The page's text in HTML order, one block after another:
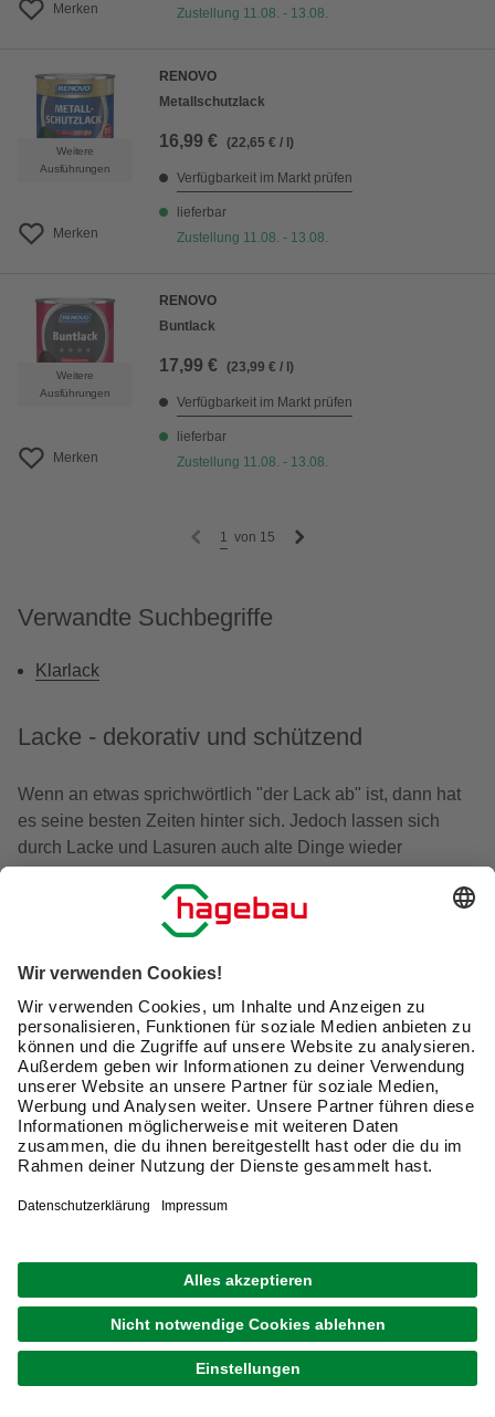
Merken
Zustellung 11.08. - 13.08.
Weitere
Ausführungen
Merken
RENOVO
Metallschutzlack
16,99 € (22,65 € / l)
Verfügbarkeit im Markt prüfen
lieferbar
Zustellung 11.08. - 13.08.
Weitere
Ausführungen
Merken
RENOVO
Buntlack
17,99 € (23,99 € / l)
Verfügbarkeit im Markt prüfen
lieferbar
Zustellung 11.08. - 13.08.
1 von 15
Verwandte Suchbegriffe
Klarlack
Lacke - dekorativ und schützend
Wenn an etwas sprichwörtlich "der Lack ab" ist, dann hat
es seine besten Zeiten hinter sich. Jedoch lassen sich
durch Lacke und Lasuren auch alte Dinge wieder
Oberfläche in der Regel nicht nur dekorative Zwecke,
sondern schützt in den meisten Fällen den Untergrund
Im Sortiment findest Du Lacke für nahezu jeden
Einsatzzweck und -ort. Egal ob innen oder außen, mit der
richtigen Oberflächenbeschichtung lässt Du abgenutzte
Gegenstände im neuen Glanz erstrahlen.
Wann brauche ich welchen Lack?
Grundierungslack
Anwendung: Vor dem eigentlichen Farblack aufgetragen,
um die Haftung und die Langlebigkeit des Endlacks zu
erhöhen. Einsatzgebiete: Metall, Holz und Kunststoff.